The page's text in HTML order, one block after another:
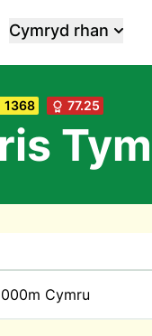
Cymryd rhan
1368 77.25
Tym
Cymru